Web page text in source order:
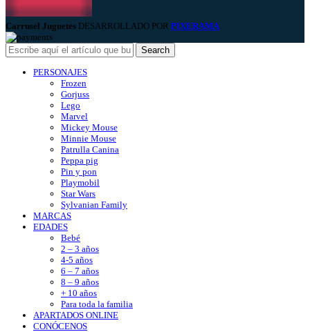
Carrusel Juguetes DESARROLLADO POR PIXERAMA.
Search
PERSONAJES
Frozen
Gorjuss
Lego
Marvel
Mickey Mouse
Minnie Mouse
Patrulla Canina
Peppa pig
Pin y pon
Playmobil
Star Wars
Sylvanian Family
MARCAS
EDADES
Bebé
2 – 3 años
4-5 años
6 – 7 años
8 – 9 años
+ 10 años
Para toda la familia
APARTADOS ONLINE
CONÓCENOS